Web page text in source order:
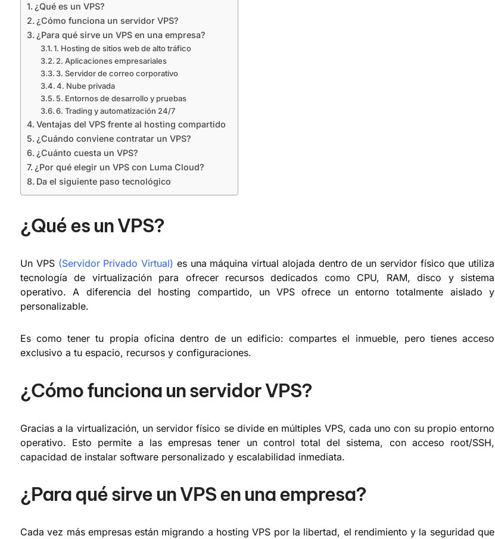
¿Qué es un VPS?
¿Cómo funciona un servidor VPS?
¿Para qué sirve un VPS en una empresa?
1. Hosting de sitios web de alto tráfico
2. Aplicaciones empresariales
3. Servidor de correo corporativo
4. Nube privada
5. Entornos de desarrollo y pruebas
6. Trading y automatización 24/7
Ventajas del VPS frente al hosting compartido
¿Cuándo conviene contratar un VPS?
¿Cuánto cuesta un VPS?
¿Por qué elegir un VPS con Luma Cloud?
Da el siguiente paso tecnológico
¿Qué es un VPS?
Un VPS(Servidor Privado Virtual) es una máquina virtual alojada dentro de un servidor físico que utiliza
tecnología de virtualización para ofrecer recursos dedicados como CPU, RAM, disco y sistema
operativo. A diferencia del hosting compartido, un VPS ofrece un entorno totalmente aislado y
personalizable.
Es como tener tu propia oficina dentro de un edificio: compartes el inmueble, pero tienes acceso
exclusivo a tu espacio, recursos y configuraciones.
¿Cómo funciona un servidor VPS?
Gracias a la virtualización, un servidor físico se divide en múltiples VPS, cada uno con su propio entorno
operativo. Esto permite a las empresas tener un control total del sistema, con acceso root/SSH,
capacidad de instalar software personalizado y escalabilidad inmediata.
¿Para qué sirve un VPS en una empresa?
Cada vez más empresas están migrando a hosting VPS por la libertad, el rendimiento y la seguridad que